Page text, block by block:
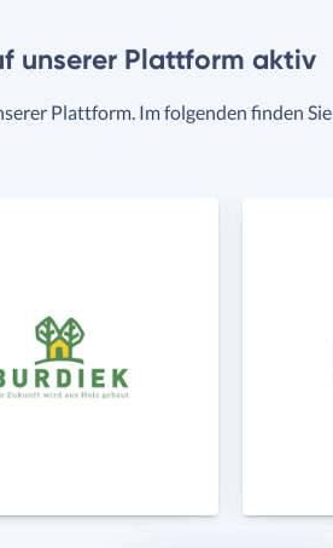
unserer Plattform aktiv
Plattform. Im folgenden finden